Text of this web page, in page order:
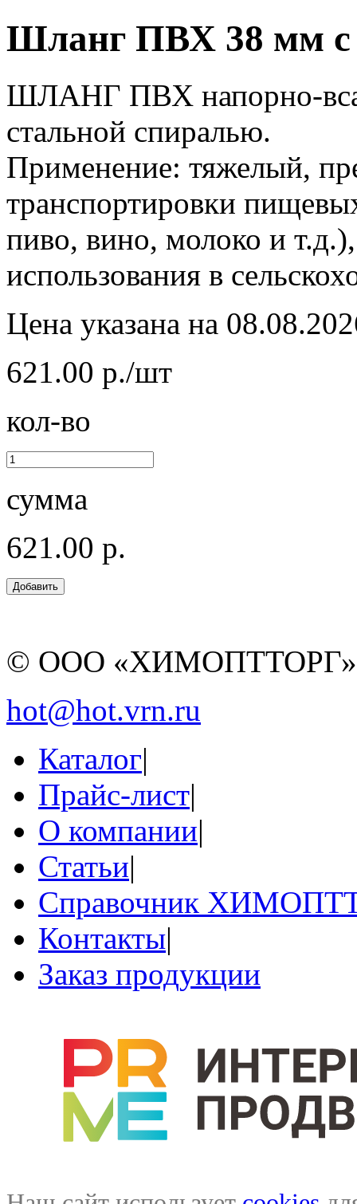
Шланг ПВХ 38 мм с
ШЛАНГ ПВХ напорно-
стальной спиралью.
Применение: тяжелый,
транспортировки
пиво, вино, молоко и
использования в
Цена указана на
621.00 р./шт
кол-во
сумма
621.00 р.
© ООО
hot@hot.vrn.ru
Каталог|
Прайс-лист|
О компании|
Статьи|
Справочник
Контакты|
Заказ продукции